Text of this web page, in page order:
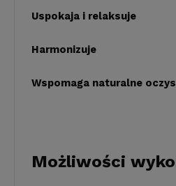
Uspokaja i relaksuje
Harmonizuje
Wspomaga naturalne
Możliwości